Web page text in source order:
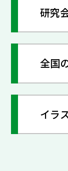
研究
全国
イラ